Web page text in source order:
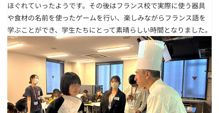
ほぐれていったようです。その後はフランス校で実際に使う器具
や食材の名前を使ったゲームを行い、楽しみながらフランス語を
学ぶことができ、学生たちにとって素晴らしい時間となりました。